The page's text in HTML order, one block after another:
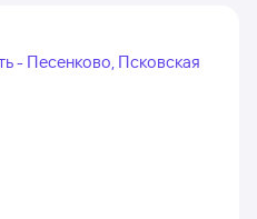
- Песенково, Псковская